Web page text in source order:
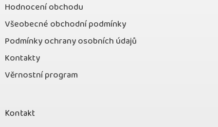
Hodnocení obchodu
Všeobecné obchodní podmínky
Podmínky ochrany osobních údajů
Kontakty
Věrnostní program
Kontakt